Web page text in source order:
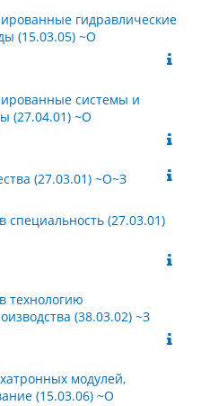
гидравлические
(15.03.05) ~О
системы и
(27.04.01) ~О
(27.03.01) ~О~З
(27.03.01)
технологию
(38.03.02) ~З
модулей,
(15.03.06) ~О